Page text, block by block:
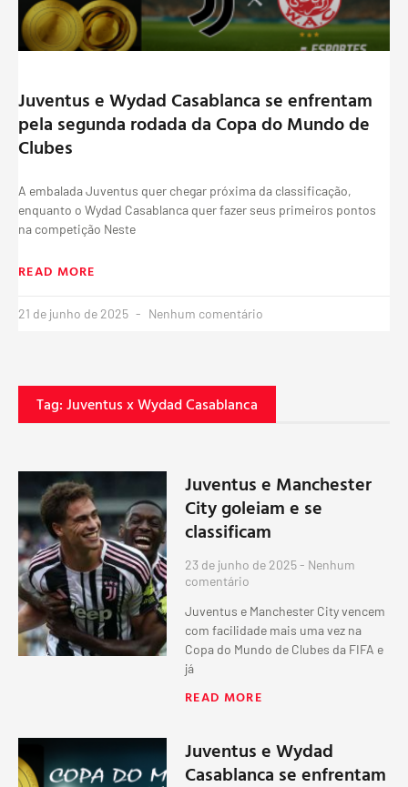
Juventus e Wydad Casablanca se enfrentam
pela segunda rodada da Copa do Mundo de
Clubes
A embalada Juventus quer chegar próxima da classificação,
enquanto o Wydad Casablanca quer fazer seus primeiros pontos
na competição Neste
READ MORE
21 de junho de 2025 Nenhum comentário
Tag: Juventus x Wydad Casablanca
Juventus e Manchester
City goleiam e se
classificam
23 de junho de 2025 Nenhum
comentário
Juventus e Manchester City vencem
com facilidade mais uma vez na
Copa do Mundo de Clubes da FIFA e
já
READ MORE
Juventus e Wydad
Casablanca se enfrentam